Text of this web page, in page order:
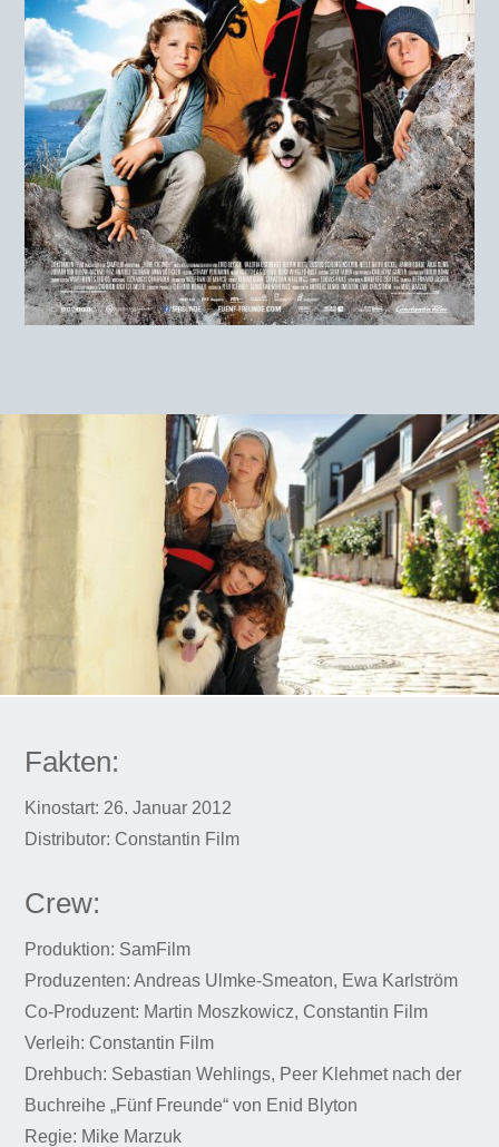
Fakten:
Kinostart: 26. Januar 2012
Distributor: Constantin Film
Crew:
Produktion: SamFilm
Produzenten: Andreas Ulmke-Smeaton, Ewa Karlström
Co-Produzent: Martin Moszkowicz, Constantin Film
Verleih: Constantin Film
Drehbuch: Sebastian Wehlings, Peer Klehmet nach der
Buchreihe „Fünf Freunde“ von Enid Blyton
Regie: Mike Marzuk